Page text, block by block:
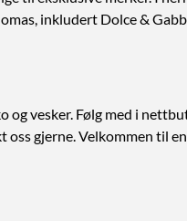
inkludert Dolce &
vesker. Følg med i
oss gjerne. Velkommen til